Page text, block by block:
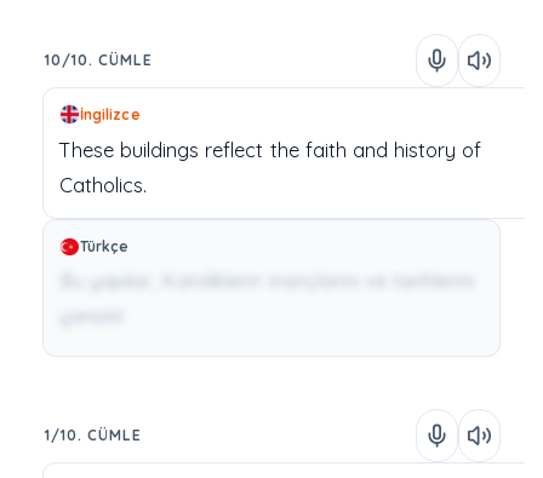
10/10. CÜMLE
İngilizce
These buildings reflect the faith and history of
Catholics.
Türkçe
1/10. CÜMLE